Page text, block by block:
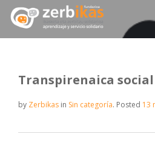
Transpirenaica
by Zerbikas in Sin categoría. Posted 13